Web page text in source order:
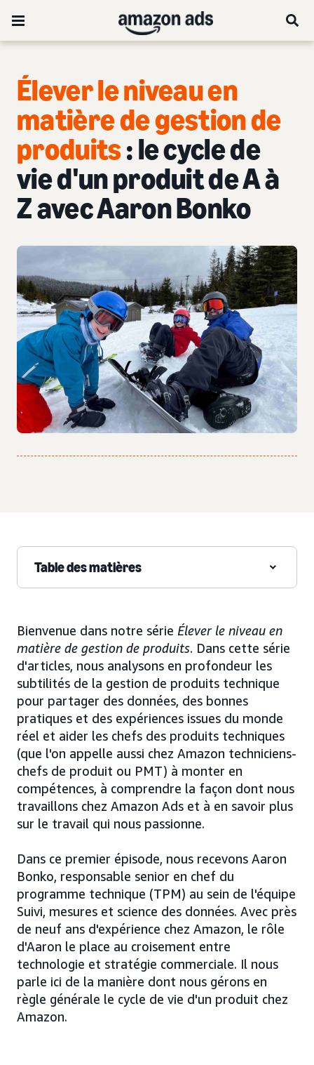
Élever le niveau en
matière de gestion de
produits: le cycle de
vie d'un produit de A à
Z avec Aaron Bonko
Table des matières
Bienvenue dans notre série Élever le niveau en
matière de gestion de produits. Dans cette série
d'articles, nous analysons en profondeur les
subtilités de la gestion de produits technique
pour partager des données, des bonnes
pratiques et des expériences issues du monde
réel et aider les chefs des produits techniques
(que l'on appelle aussi chez Amazon techniciens-
chefs de produit ou PMT) à monter en
compétences, à comprendre la façon dont nous
travaillons chez Amazon Ads et à en savoir plus
sur le travail qui nous passionne.
Dans ce premier épisode, nous recevons Aaron
Bonko, responsable senior en chef du
programme technique (TPM) au sein de l'équipe
Suivi, mesures et science des données. Avec près
de neuf ans d'expérience chez Amazon, le rôle
d'Aaron le place au croisement entre
technologie et stratégie commerciale. Il nous
parle ici de la manière dont nous gérons en
règle générale le cycle de vie d'un produit chez
Amazon.